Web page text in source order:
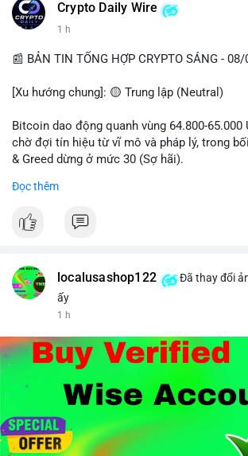
Crypto Daily Wire
1 h
📰 BẢN TIN TỔNG HỢP CRYPTO SÁNG -
[Xu hướng chung]: 🟡 Trung lập (Neutral)
Bitcoin dao động quanh vùng 64.800-
chờ đợi tín hiệu từ vĩ mô và pháp lý, trong
& Greed dừng ở mức 30 (Sợ hãi).
- Thị trường & Giá cả: Chuỗi giao dịch cá voi
triệu USD lúc 08:19 UTC và 61,37 BTC (gần
- Quy định & Pháp lý: Thượng viện Mỹ mở
chọn Bill Clarity Act, cần 60 phiếu để tiến tới
được dollar hỗ trợ. Tòa án Mỹ cho phép
1,5 tỷ USD từ vụ hack Triều Tiên.
- Công nghệ & Bảo mật: BTCPay cảnh báo
LND có thể đánh cắp thông tin đăng nhập
người dùng cần cập nhật ngay. XRP Ledger
mật token hóa tài sản Wall Street trị giá 530
Đọc thêm
localusashop122
Đã thay đổi
ấy
1 h